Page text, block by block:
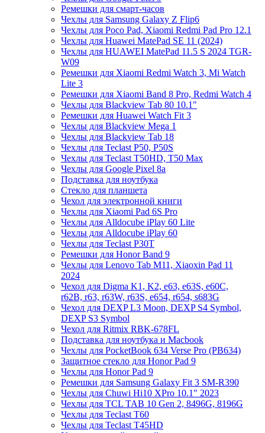
Ремешки для смарт-часов
Чехлы для Samsung Galaxy Z Flip6
Чехлы для Poco Pad, Xiaomi Redmi Pad Pro 12.1
Чехлы для Huawei MatePad SE 11 (2024)
Чехлы для HUAWEI MatePad 11.5 S 2024 TGR-
W09
Ремешки для Xiaomi Redmi Watch 3, Mi Watch
Lite 3
Ремешки для Xiaomi Band 8 Pro, Redmi Watch 4
Чехлы для Blackview Tab 80 10.1"
Ремешки для Huawei Watch Fit 3
Чехлы для Blackview Mega 1
Чехлы для Blackview Tab 18
Чехлы для Teclast P50, P50S
Чехлы для Teclast T50HD, T50 Max
Чехлы для Google Pixel 8a
Подставка для ноутбука
Стекло для планшета
Чехол для электронной книги
Чехлы для Xiaomi Pad 6S Pro
Чехлы для Alldocube iPlay 60 Lite
Чехлы для Alldocube iPlay 60
Чехлы для Teclast P30T
Ремешки для Honor Band 9
Чехлы для Lenovo Tab M11, Xiaoxin Pad 11
2024
Чехол для Digma K1, K2, e63, e63S, e60C,
r62B, r63, r63W, r63S, e654, r654, s683G
Чехол для DEXP L3 Moon, DEXP S4 Symbol,
DEXP S3 Symbol
Чехол для Ritmix RBK-678FL
Подставка для ноутбука и Macbook
Чехлы для PocketBook 634 Verse Pro (PB634)
Защитное стекло для Honor Pad 9
Чехлы для Honor Pad 9
Ремешки для Samsung Galaxy Fit 3 SM-R390
Чехлы для Chuwi Hi10 XPro 10.1" 2023
Чехлы для TCL TAB 10 Gen 2, 8496G, 8196G
Чехлы для Teclast T60
Чехлы для Teclast T45HD